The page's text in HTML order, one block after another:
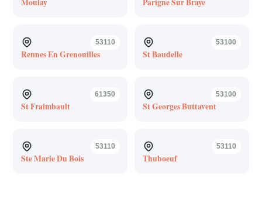
53110
Rennes En Grenouilles
53100
St Baudelle
61350
St Fraimbault
53100
St Georges Buttavent
53110
Ste Marie Du Bois
53110
Thuboeuf